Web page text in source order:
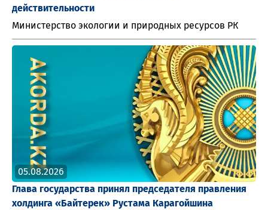
действительности
Министерство экологии и природных ресурсов РК
05.08.2026
Глава государства принял председателя правления
холдинга «Байтерек» Рустама Карагойшина